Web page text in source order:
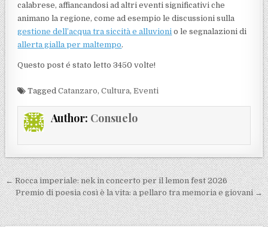
calabrese, affiancandosi ad altri eventi significativi che
animano la regione, come ad esempio le discussioni sulla
gestione dell’acqua tra siccità e alluvioni o le segnalazioni di
allerta gialla per maltempo.
Questo post é stato letto 3450 volte!
TaggedCatanzaro,Cultura,Eventi
Author: Consuelo
Navigazione articoli
← Rocca imperiale: nek in concerto per il lemon fest 2026
Premio di poesia così è la vita: a pellaro tra memoria e giovani →